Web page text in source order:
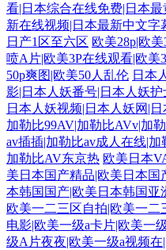
看|日本综合在线免费|日本
新在线视频|日本最新中文字
日产1区至六区 欧美28p|欧
喷A片|欧美3P在线观看|欧美
50p爽图|欧美50人乱伦 日本
影|日本人妖番号|日本人妖
日本人妖视频|日本人妖网|
加勒比99AV|加勒比AVv|加
av插插|加勒比av成人在线|
加勒比AV东京热 欧美日本
美日本国产精品|欧美日本国
本韩国国产|欧美日本韩国亚
欧美一二三区自拍|欧美一二
电影|欧美一级a卡片|欧美一
级A片夜夜|欧美一级a视频在